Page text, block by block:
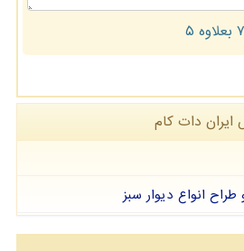
دات كام
انواع دیوار سبز